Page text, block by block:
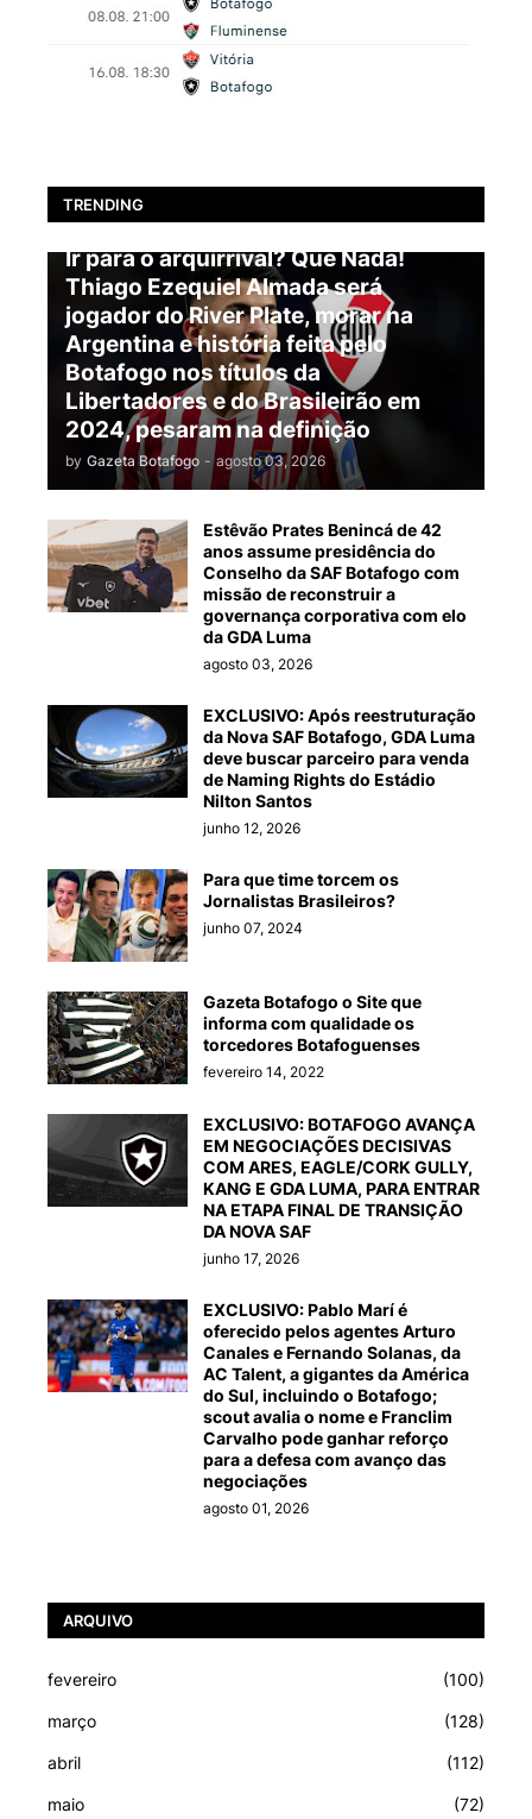
TRENDING
BOTAFOGO
Ir para o arquirrival? Que Nada!
Thiago Ezequiel Almada será
jogador do River Plate, morar na
Argentina e história feita pelo
Botafogo nos títulos da
Libertadores e do Brasileirão em
2024, pesaram na definição
by Gazeta Botafogo - agosto 03, 2026
Estêvão Prates Benincá de 42
anos assume presidência do
Conselho da SAF Botafogo com
missão de reconstruir a
governança corporativa com elo
da GDA Luma
agosto 03, 2026
EXCLUSIVO: Após reestruturação
da Nova SAF Botafogo, GDA Luma
deve buscar parceiro para venda
de Naming Rights do Estádio
Nilton Santos
junho 12, 2026
Para que time torcem os
Jornalistas Brasileiros?
junho 07, 2024
Gazeta Botafogo o Site que
informa com qualidade os
torcedores Botafoguenses
fevereiro 14, 2022
EXCLUSIVO: BOTAFOGO AVANÇA
EM NEGOCIAÇÕES DECISIVAS
COM ARES, EAGLE/CORK GULLY,
KANG E GDA LUMA, PARA ENTRAR
NA ETAPA FINAL DE TRANSIÇÃO
DA NOVA SAF
junho 17, 2026
EXCLUSIVO: Pablo Marí é
oferecido pelos agentes Arturo
Canales e Fernando Solanas, da
AC Talent, a gigantes da América
do Sul, incluindo o Botafogo;
scout avalia o nome e Franclim
Carvalho pode ganhar reforço
para a defesa com avanço das
negociações
agosto 01, 2026
ARQUIVO
fevereiro (100)
março (128)
abril (112)
maio (72)